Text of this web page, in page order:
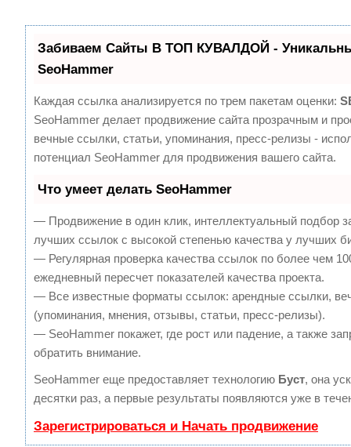
Забиваем Сайты В ТОП КУВАЛДОЙ -
SeoHammer
Каждая ссылка анализируется по трем пакетам оценки:
SeoHammer делает продвижение сайта прозрачным и
вечные ссылки, статьи, упоминания, пресс-релизы -
потенциал SeoHammer для продвижения вашего сайта.
Что умеет делать SeoHammer
— Продвижение в один клик, интеллектуальный подбор
лучших ссылок с высокой степенью качества у лучших
— Регулярная проверка качества ссылок по более чем
ежедневный пересчет показателей качества проекта.
— Все известные форматы ссылок: арендные ссылки,
(упоминания, мнения, отзывы, статьи, пресс-релизы).
— SeoHammer покажет, где рост или падение, а также
обратить внимание.
SeoHammer еще предоставляет технологию Буст, она
десятки раз, а первые результаты появляются уже в
Зарегистрироваться и Начать продвижение